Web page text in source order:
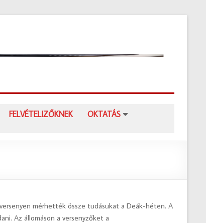
FELVÉTELIZŐKNEK OKTATÁS
mérhették össze tudásukat a Deák-héten. A
Az állomáson a versenyzőket a